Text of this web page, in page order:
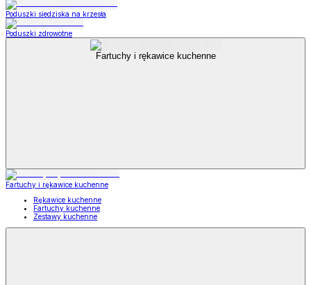
Poduszki siedziska na krzesła
Poduszki zdrowotne
Fartuchy i rękawice kuchenne
Fartuchy i rękawice kuchenne
Rękawice kuchenne
Fartuchy kuchenne
Zestawy kuchenne